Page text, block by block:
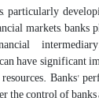
particularly
markets, banks
have significant
Banks'